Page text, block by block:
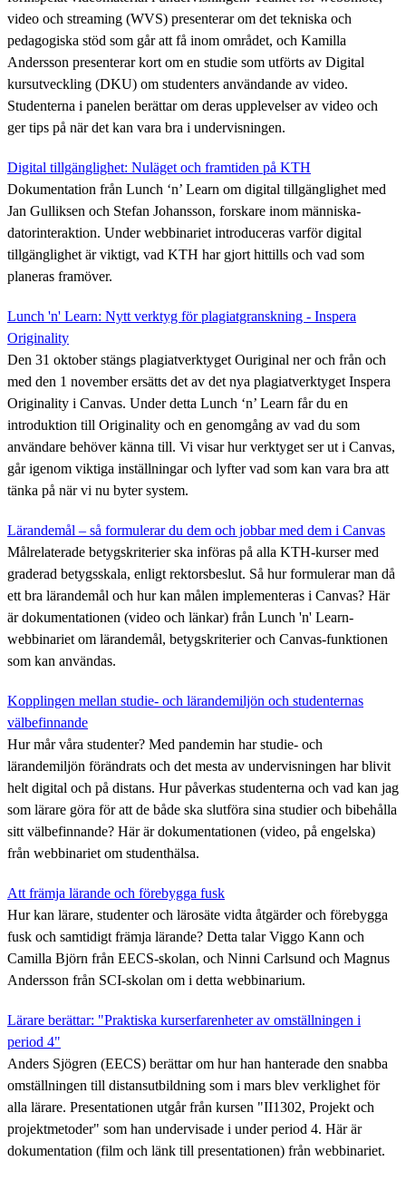
video och streaming (WVS) presenterar om det tekniska och
pedagogiska stöd som går att få inom området, och Kamilla
Andersson presenterar kort om en studie som utförts av Digital
kursutveckling (DKU) om studenters användande av video.
Studenterna i panelen berättar om deras upplevelser av video och
ger tips på när det kan vara bra i undervisningen.
Digital tillgänglighet: Nuläget och framtiden på KTH
Dokumentation från Lunch ‘n’ Learn om digital tillgänglighet med
Jan Gulliksen och Stefan Johansson, forskare inom människa-
datorinteraktion. Under webbinariet introduceras varför digital
tillgänglighet är viktigt, vad KTH har gjort hittills och vad som
planeras framöver.
Lunch 'n' Learn: Nytt verktyg för plagiatgranskning - Inspera
Originality
Den 31 oktober stängs plagiatverktyget Ouriginal ner och från och
med den 1 november ersätts det av det nya plagiatverktyget Inspera
Originality i Canvas. Under detta Lunch ‘n’ Learn får du en
introduktion till Originality och en genomgång av vad du som
användare behöver känna till. Vi visar hur verktyget ser ut i Canvas,
går igenom viktiga inställningar och lyfter vad som kan vara bra att
tänka på när vi nu byter system.
Lärandemål – så formulerar du dem och jobbar med dem i Canvas
Målrelaterade betygskriterier ska införas på alla KTH-kurser med
graderad betygsskala, enligt rektorsbeslut. Så hur formulerar man då
ett bra lärandemål och hur kan målen implementeras i Canvas? Här
är dokumentationen (video och länkar) från Lunch 'n' Learn-
webbinariet om lärandemål, betygskriterier och Canvas-funktionen
som kan användas.
Kopplingen mellan studie- och lärandemiljön och studenternas
välbefinnande
Hur mår våra studenter? Med pandemin har studie- och
lärandemiljön förändrats och det mesta av undervisningen har blivit
helt digital och på distans. Hur påverkas studenterna och vad kan jag
som lärare göra för att de både ska slutföra sina studier och bibehålla
sitt välbefinnande? Här är dokumentationen (video, på engelska)
från webbinariet om studenthälsa.
Att främja lärande och förebygga fusk
Hur kan lärare, studenter och lärosäte vidta åtgärder och förebygga
fusk och samtidigt främja lärande? Detta talar Viggo Kann och
Camilla Björn från EECS-skolan, och Ninni Carlsund och Magnus
Andersson från SCI-skolan om i detta webbinarium.
Lärare berättar: "Praktiska kurserfarenheter av omställningen i
period 4"
Anders Sjögren (EECS) berättar om hur han hanterade den snabba
omställningen till distansutbildning som i mars blev verklighet för
alla lärare. Presentationen utgår från kursen "II1302, Projekt och
projektmetoder" som han undervisade i under period 4. Här är
dokumentation (film och länk till presentationen) från webbinariet.